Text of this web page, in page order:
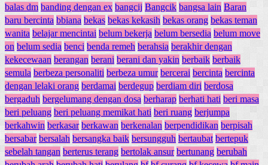
balas dm banding dengan ex bangcij Bangcik bangsa lain Baran
baru bercinta bbiana bekas bekas kekasih bekas orang bekas teman
wanita belajar mencintai belum bekerja belum bersedia belum move
on belum sedia benci benda remeh berahsia berakhir dengan
kekecewaan berangan berani berani dan yakin berbaik berbaik
semula berbeza personaliti berbeza umur bercerai bercinta bercinta
dengan lelaki orang berdamai berdegup berdiam diri berdosa
bergaduh bergelumang dengan dosa berharap berhati hati beri masa
beri peluang beri peluang memikat hati beri ruang berjumpa
berkahwin berkasar berkawan berkenalan berpendidikan berpisah
bersabar bersalah bersangka baik bersungguh bertaubat bertepuk
sebelah tangan berterus terang bertolak ansur bertunang berubah